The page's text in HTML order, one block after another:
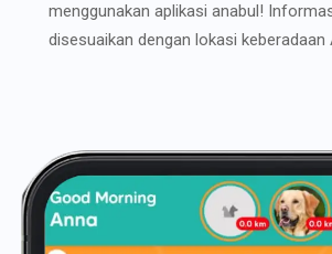
menggunakan aplikasi anabul!
disesuaikan dengan lokasi keberadaan